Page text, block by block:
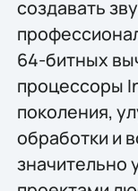
создавать
64-битных
процессоры
поколения,
обработки и
значительно